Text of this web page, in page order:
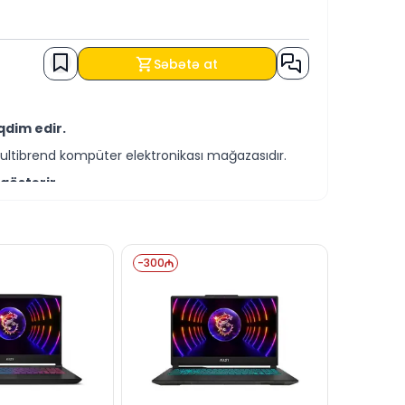
Səbətə at
edir.
kompüter elektronikası mağazasıdır.
şərtləri ilə əldə edə bilərsiniz.
vasitəsilə cavablandırmağa hazırıq.
-300